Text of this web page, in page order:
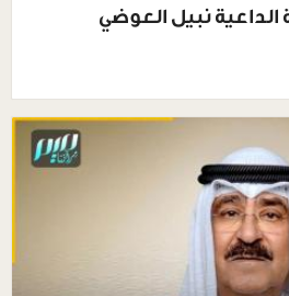
نبيل العوضي